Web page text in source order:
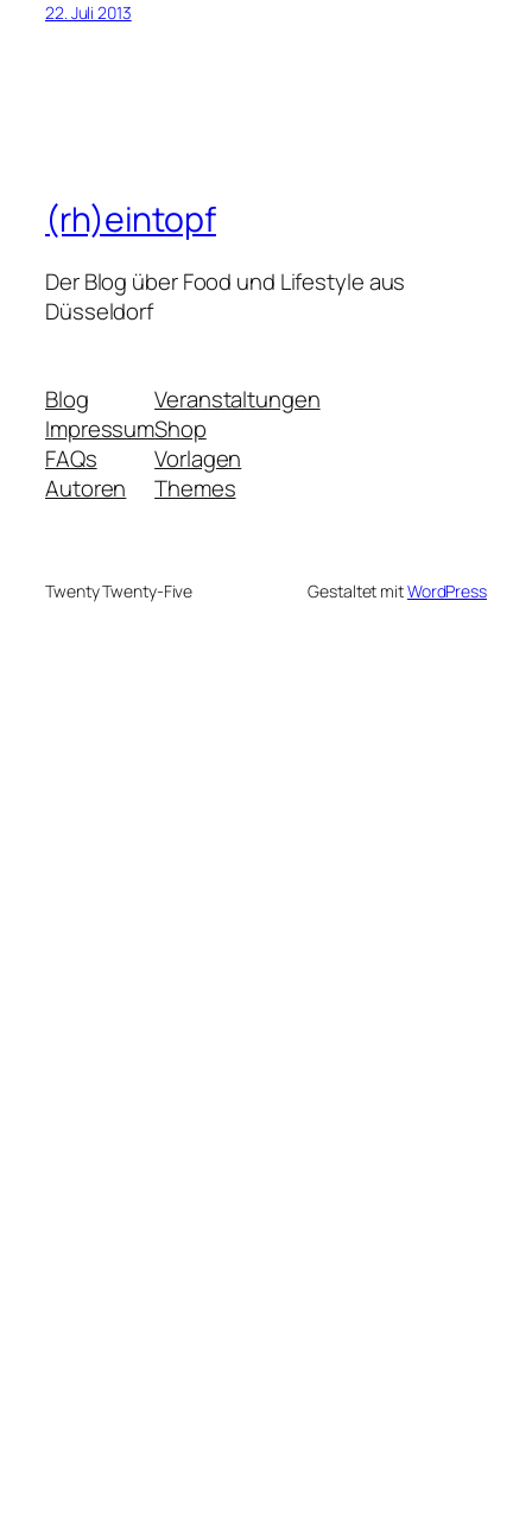
22. Juli 2013
(rh)eintopf
Der Blog über Food und Lifestyle aus
Düsseldorf
Blog
Impressum
FAQs
Autoren
Veranstaltungen
Shop
Vorlagen
Themes
Twenty Twenty-Five Gestaltet mitWordPress